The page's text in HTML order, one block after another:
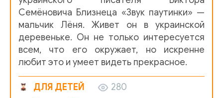
Виктор Близнец - Звук паутинки - 08 Врач Бусько
Виктор Близнец - Звук паутинки - 09 За паутинкой
Виктор Близнец - Звук паутинки - 10 Всё уплывает
Семёновича Близнеца «Звук паутинки» —
мальчик Лёня. Живет он в украинской
деревеньке. Он не только интересуется
всем, что его окружает, но искренне
любит это и умеет видеть прекрасное.
ДЛЯ ДЕТЕЙ
280